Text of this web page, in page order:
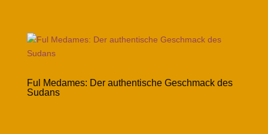
Ful Medames: Der authentische Geschmack des
Sudans